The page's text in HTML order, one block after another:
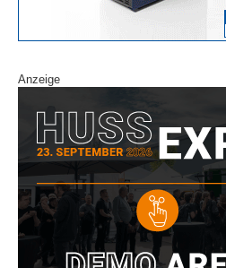
Anzeige